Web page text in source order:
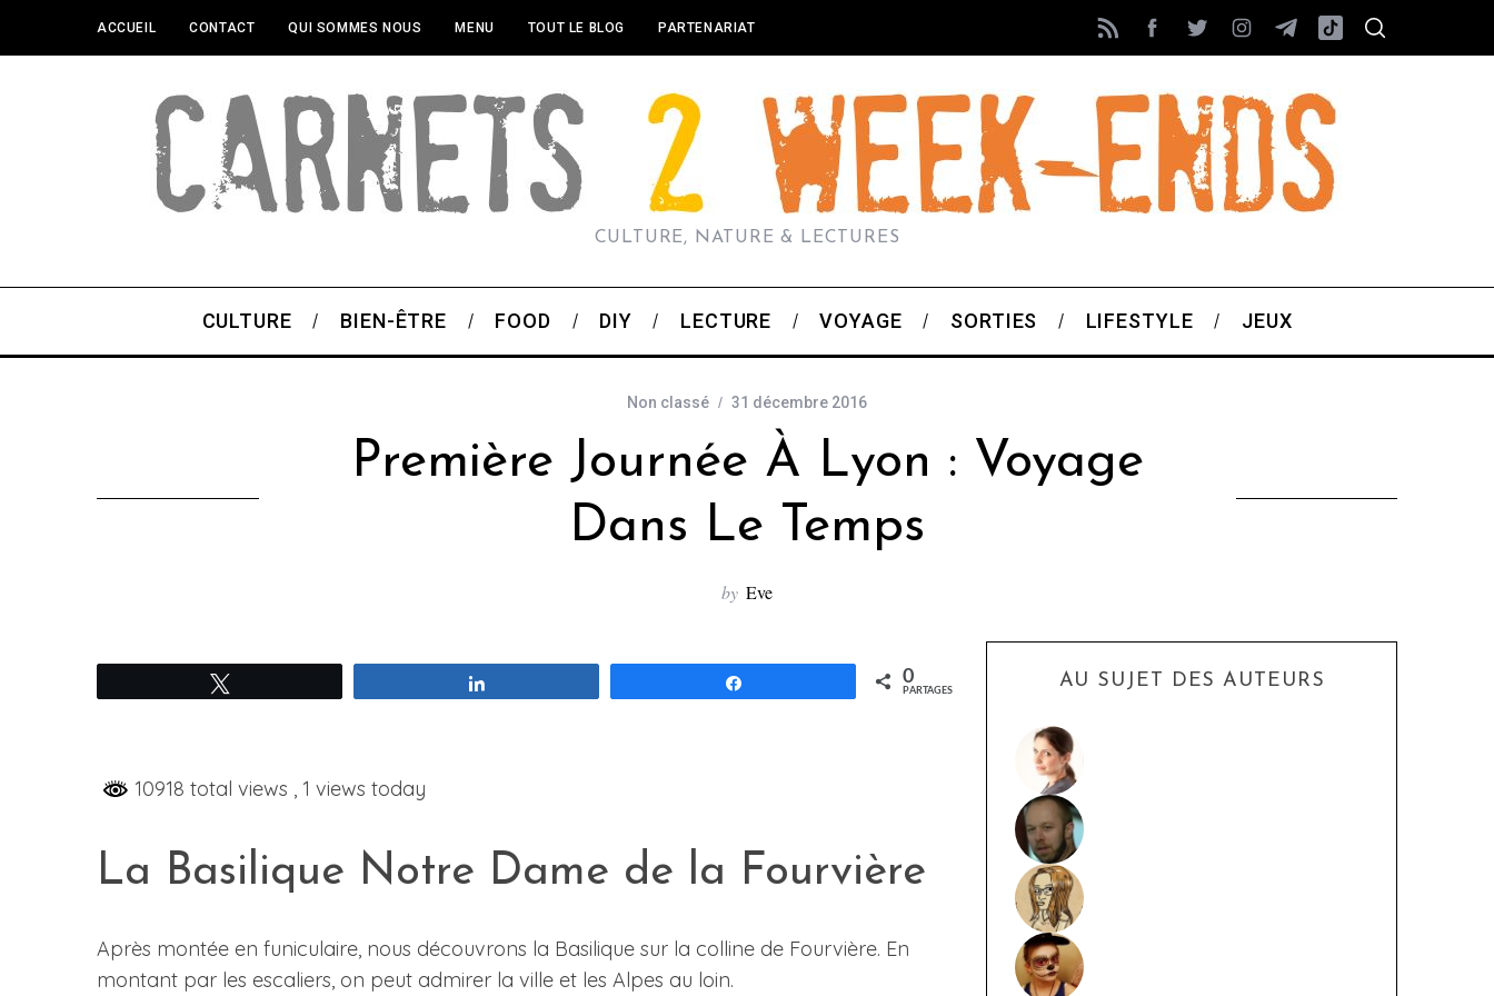
ACCUEIL CONTACT QUI SOMMES NOUS MENU TOUT LE BLOG PARTENARIAT
CULTURE, NATURE & LECTURES
CULTURE BIEN-ÊTRE FOOD DIY LECTURE VOYAGE SORTIES LIFESTYLE JEUX
Non classé 31 décembre 2016
Première Journée À Lyon : Voyage
Dans Le Temps
by Eve
0
PARTAGES
10918 total views , 1 views today
La Basilique Notre Dame de la Fourvière
Après montée en funiculaire, nous découvrons la Basilique sur la colline de Fourvière. En
montant par les escaliers, on peut admirer la ville et les Alpes au loin.
AU SUJET DES AUTEURS